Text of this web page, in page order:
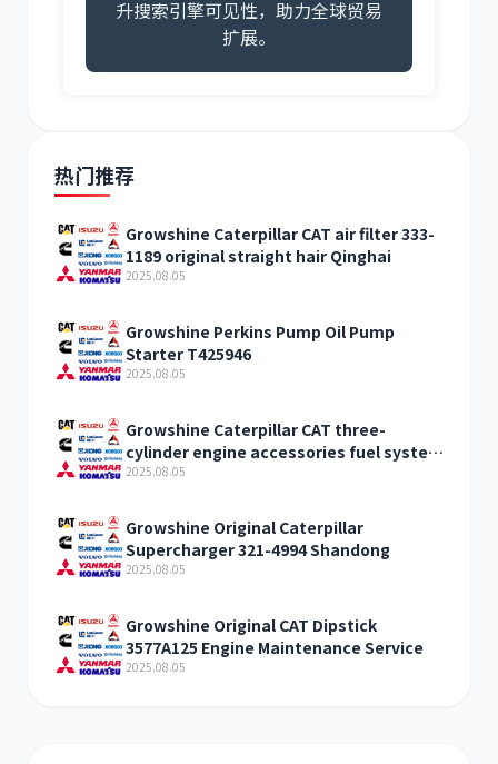
升搜索引擎可见性，助力全球贸易
扩展。
热门推荐
Growshine Caterpillar CAT air filter 333-
1189 original straight hair Qinghai
2025.08.05
Growshine Perkins Pump Oil Pump
Starter T425946
2025.08.05
Growshine Caterpillar CAT three-
cylinder engine accessories fuel system
inquiry
2025.08.05
Growshine Original Caterpillar
Supercharger 321-4994 Shandong
2025.08.05
Growshine Original CAT Dipstick
3577A125 Engine Maintenance Service
2025.08.05